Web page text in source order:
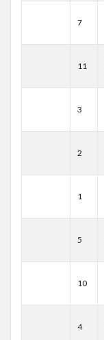
7
11
3
2
1
5
10
4